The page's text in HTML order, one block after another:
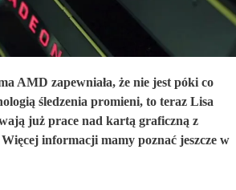
AMD zapewniała, że nie jest póki co
śledzenia promieni, to teraz Lisa
już prace nad kartą graficzną z
informacji mamy poznać jeszcze w